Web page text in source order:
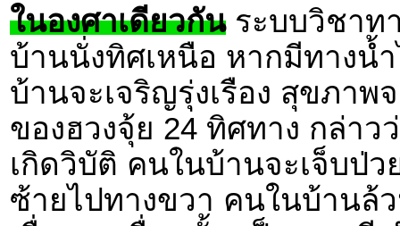
ในองศาเดียวกันระบบวิชาท
บ้านนั่งทิศเหนือ หากมีทางน้
บ้านจะเจริญรุ่งเรือง สุขภา
ของฮวงจุ้ย 24 ทิศทาง กล่า
เกิดวิบัติ คนในบ้านจะเจ็บป่
ซ้ายไปทางขวา คนในบ้านล้